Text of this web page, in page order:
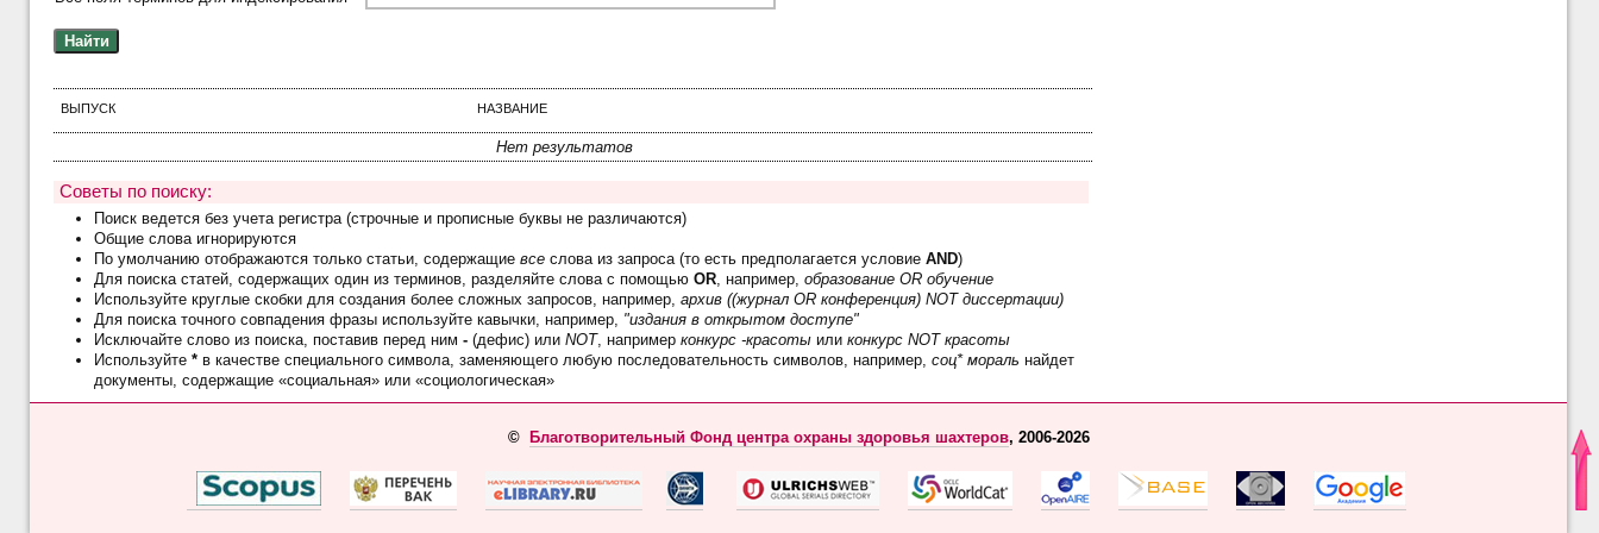
ВЫПУСК НАЗВАНИЕ
Нет результатов
Советы по поиску:
Поиск ведется без учета регистра (строчные и прописные буквы не различаются)
Общие слова игнорируются
По умолчанию отображаются только статьи, содержащие всеслова из запроса (то есть предполагается условие AND)
Для поиска статей, содержащих один из терминов, разделяйте слова с помощью OR, например, образование OR обучение
Используйте круглые скобки для создания более сложных запросов, например, архив ((журнал OR конференция) NOT диссертации)
Для поиска точного совпадения фразы используйте кавычки, например, "издания в открытом доступе"
Исключайте слово из поиска, поставив перед ним -(дефис) или NOT, например конкурс -красотыили конкурс NOT красоты
Используйте *в качестве специального символа, заменяющего любую последовательность символов, например, соц* мораль найдет
документы, содержащие «социальная» или «социологическая»
© Благотворительный Фонд центра охраны здоровья шахтеров, 2006-2026